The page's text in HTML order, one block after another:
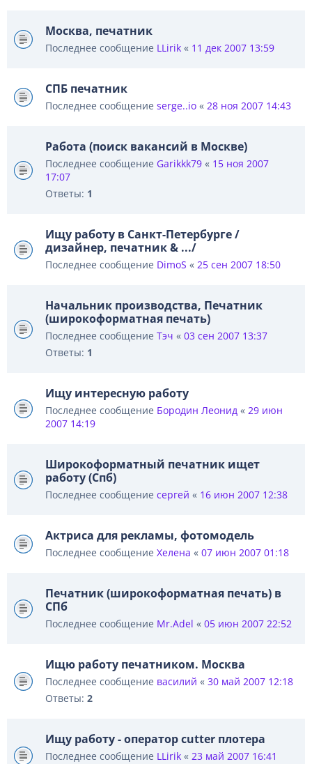
Москва, печатник
Последнее сообщение LLirik « 11 дек 2007 13:59
СПБ печатник
Последнее сообщение serge..io « 28 ноя 2007 14:43
Работа (поиск вакансий в Москве)
Последнее сообщение Garikkk79 « 15 ноя 2007
17:07
Ответы: 1
Ищу работу в Санкт-Петербурге /
дизайнер, печатник & .../
Последнее сообщение DimoS « 25 сен 2007 18:50
Начальник производства, Печатник
(широкоформатная печать)
Последнее сообщение Тэч « 03 сен 2007 13:37
Ответы: 1
Ищу интересную работу
Последнее сообщение Бородин Леонид « 29 июн
2007 14:19
Широкоформатный печатник ищет
работу (Спб)
Последнее сообщение сергей « 16 июн 2007 12:38
Актриса для рекламы, фотомодель
Последнее сообщение Хелена « 07 июн 2007 01:18
Печатник (широкоформатная печать) в
СПб
Последнее сообщение Mr.Adel « 05 июн 2007 22:52
Ищю работу печатником. Москва
Последнее сообщение василий « 30 май 2007 12:18
Ответы: 2
Ищу работу - оператор cutter плотера
Последнее сообщение LLirik « 23 май 2007 16:41